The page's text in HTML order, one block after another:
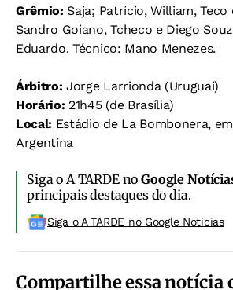
Grêmio: Saja; Patrício, William, Teco
Sandro Goiano, Tcheco e Diego
Eduardo. Técnico: Mano Menezes.
Árbitro: Jorge Larrionda (Uruguai)
Horário: 21h45 (de Brasília)
Local: Estádio de La Bombonera,
Argentina
Siga o A TARDE noGoogle
principais destaques do dia.
Siga o A TARDE no Google Noticias
Compartilhe essa notícia